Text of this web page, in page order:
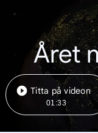
Året
Titta på videon
01:33